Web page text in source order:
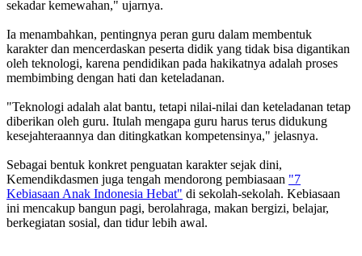
sekadar kemewahan," ujarnya.
Ia menambahkan, pentingnya peran guru dalam membentuk
karakter dan mencerdaskan peserta didik yang tidak bisa digantikan
oleh teknologi, karena pendidikan pada hakikatnya adalah proses
membimbing dengan hati dan keteladanan.
"Teknologi adalah alat bantu, tetapi nilai-nilai dan keteladanan tetap
diberikan oleh guru. Itulah mengapa guru harus terus didukung
kesejahteraannya dan ditingkatkan kompetensinya," jelasnya.
Sebagai bentuk konkret penguatan karakter sejak dini,
Kemendikdasmen juga tengah mendorong pembiasaan "7
Kebiasaan Anak Indonesia Hebat" di sekolah-sekolah. Kebiasaan
ini mencakup bangun pagi, berolahraga, makan bergizi, belajar,
berkegiatan sosial, dan tidur lebih awal.